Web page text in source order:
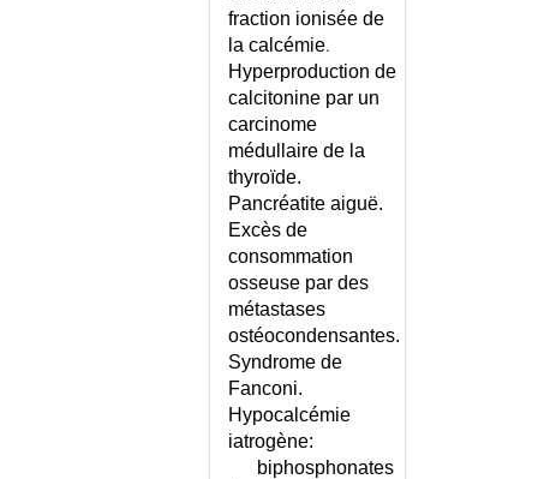
INSUFFISANCE RENALE
CHRONIQUE - CONSEILS
INSUFFISANCE RENALE
CHRONIQUE - REGIME
INSUFFISANCE RESPIRATOIRE
INSUFFISANCE RESPIRATOIRE
INSUFFISANCE VEINEUSE
INSUFFISANCE VEINEUSE -
INSUFFISANCE VEINEUSE -
fraction ionisée de
la calcémie.
Hyperproduction de
calcitonine par un
carcinome
médullaire de la
thyroïde.
Pancréatite aiguë.
Excès de
consommation
osseuse par des
métastases
ostéocondensantes.
Syndrome de
Fanconi.
Hypocalcémie
iatrogène:
biphosphonates